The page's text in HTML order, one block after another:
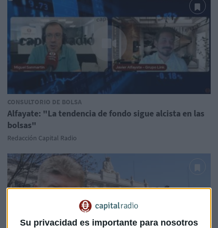
Su privacidad es importante para nosotros
CONSULTORIO DE BOLSA
Alfayate: "La tendencia de fondo sigue alcista en las
bolsas"
Redacción Capital Radio